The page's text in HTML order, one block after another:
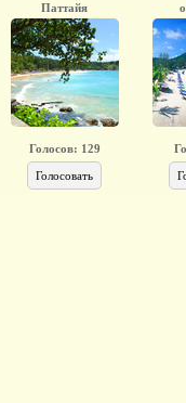
Паттайя
Голосов: 129
Голосовать